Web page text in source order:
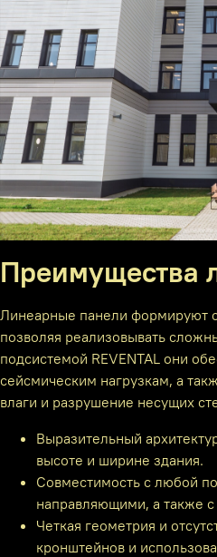
Преимущества
Линеарные панели формируют
позволяя реализовывать
подсистемой REVENTAL они
сейсмическим нагрузкам, а
влаги и разрушение несущих
Выразительный
высоте и ширине здания.
Совместимость с любой
направляющими, а также
Четкая геометрия и
кронштейнов и